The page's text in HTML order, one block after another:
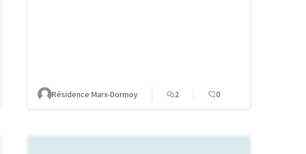
Résidence Marx-Dormoy 2 0